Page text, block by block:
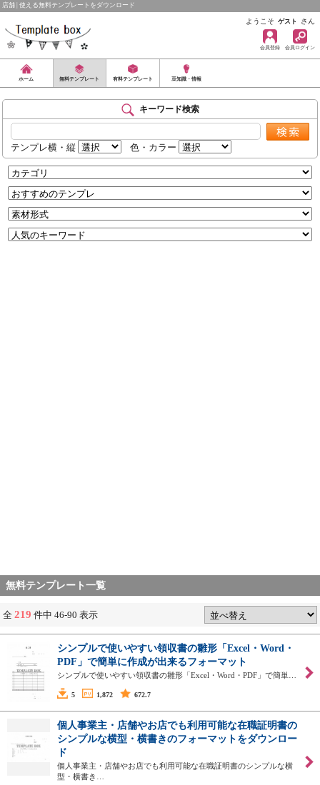
店舗 | 使える無料テンプレートをダウンロード
ようこそ ゲスト さん
会員登録 会員ログイン
ホーム 無料テンプレート 有料テンプレート 豆知識・情報
キーワード検索
テンプレ横・縦 色・カラー
無料テンプレート一覧
全 219 件中 46-90 表示
シンプルで使いやすい領収書の雛形「Excel・Word・
PDF」で簡単に作成が出来るフォーマット
シンプルで使いやすい領収書の雛形「Excel・Word・PDF」で簡単…
5 1,872 672.7
個人事業主・店舗やお店でも利用可能な在職証明書の
シンプルな横型・横書きのフォーマットをダウンロー
ド
個人事業主・店舗やお店でも利用可能な在職証明書のシンプルな横
型・横書き…